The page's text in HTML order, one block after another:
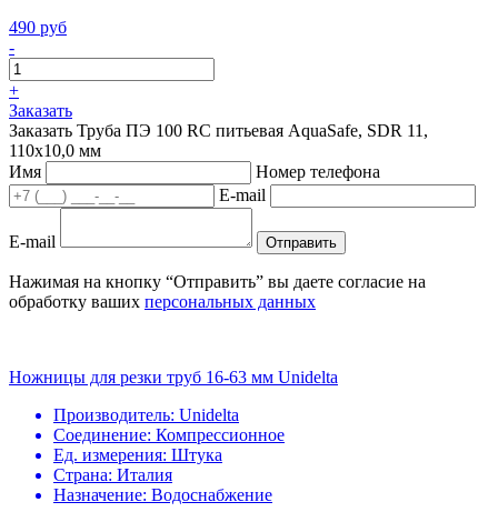
490 руб
-
+
Заказать
Заказать Труба ПЭ 100 RC питьевая AquaSafe, SDR 11,
110х10,0 мм
Имя
Номер телефона
E-mail
E-mail Отправить
Нажимая на кнопку “Отправить” вы даете согласие на
обработку ваших персональных данных
Ножницы для резки труб 16-63 мм Unidelta
Производитель: Unidelta
Соединение: Компрессионное
Ед. измерения: Штука
Страна: Италия
Назначение: Водоснабжение